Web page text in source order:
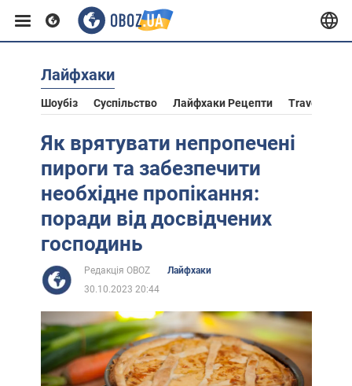
Європа
США
Африка
Життя
Лайфхаки
Лайфхаки
Шоубіз Суспільство Лайфхаки Рецепти Travel
Як врятувати непропечені
пироги та забезпечити
необхідне пропікання:
поради від досвідчених
господинь
Редакція OBOZ
Лайфхаки
30.10.2023 20:44